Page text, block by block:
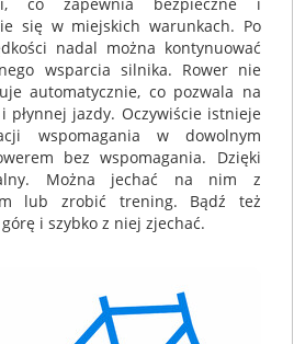
co zapewnia bezpieczne i
się w miejskich warunkach. Po
nadal można kontynuować
wsparcia silnika. Rower nie
automatycznie, co pozwala na
płynnej jazdy. Oczywiście istnieje
wspomagania w dowolnym
bez wspomagania. Dzięki
Można jechać na nim z
lub zrobić trening. Bądź też
i szybko z niej zjechać.